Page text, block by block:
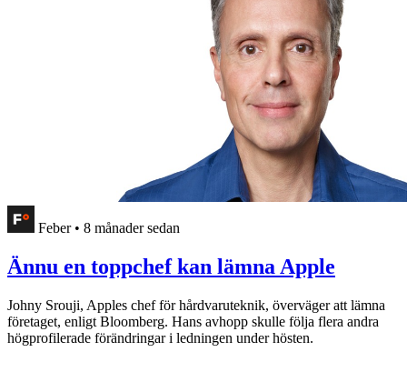
Feber • 8 månader sedan
Ännu en toppchef kan lämna Apple
Johny Srouji, Apples chef för hårdvaruteknik, överväger att lämna
företaget, enligt Bloomberg. Hans avhopp skulle följa flera andra
högprofilerade förändringar i ledningen under hösten.